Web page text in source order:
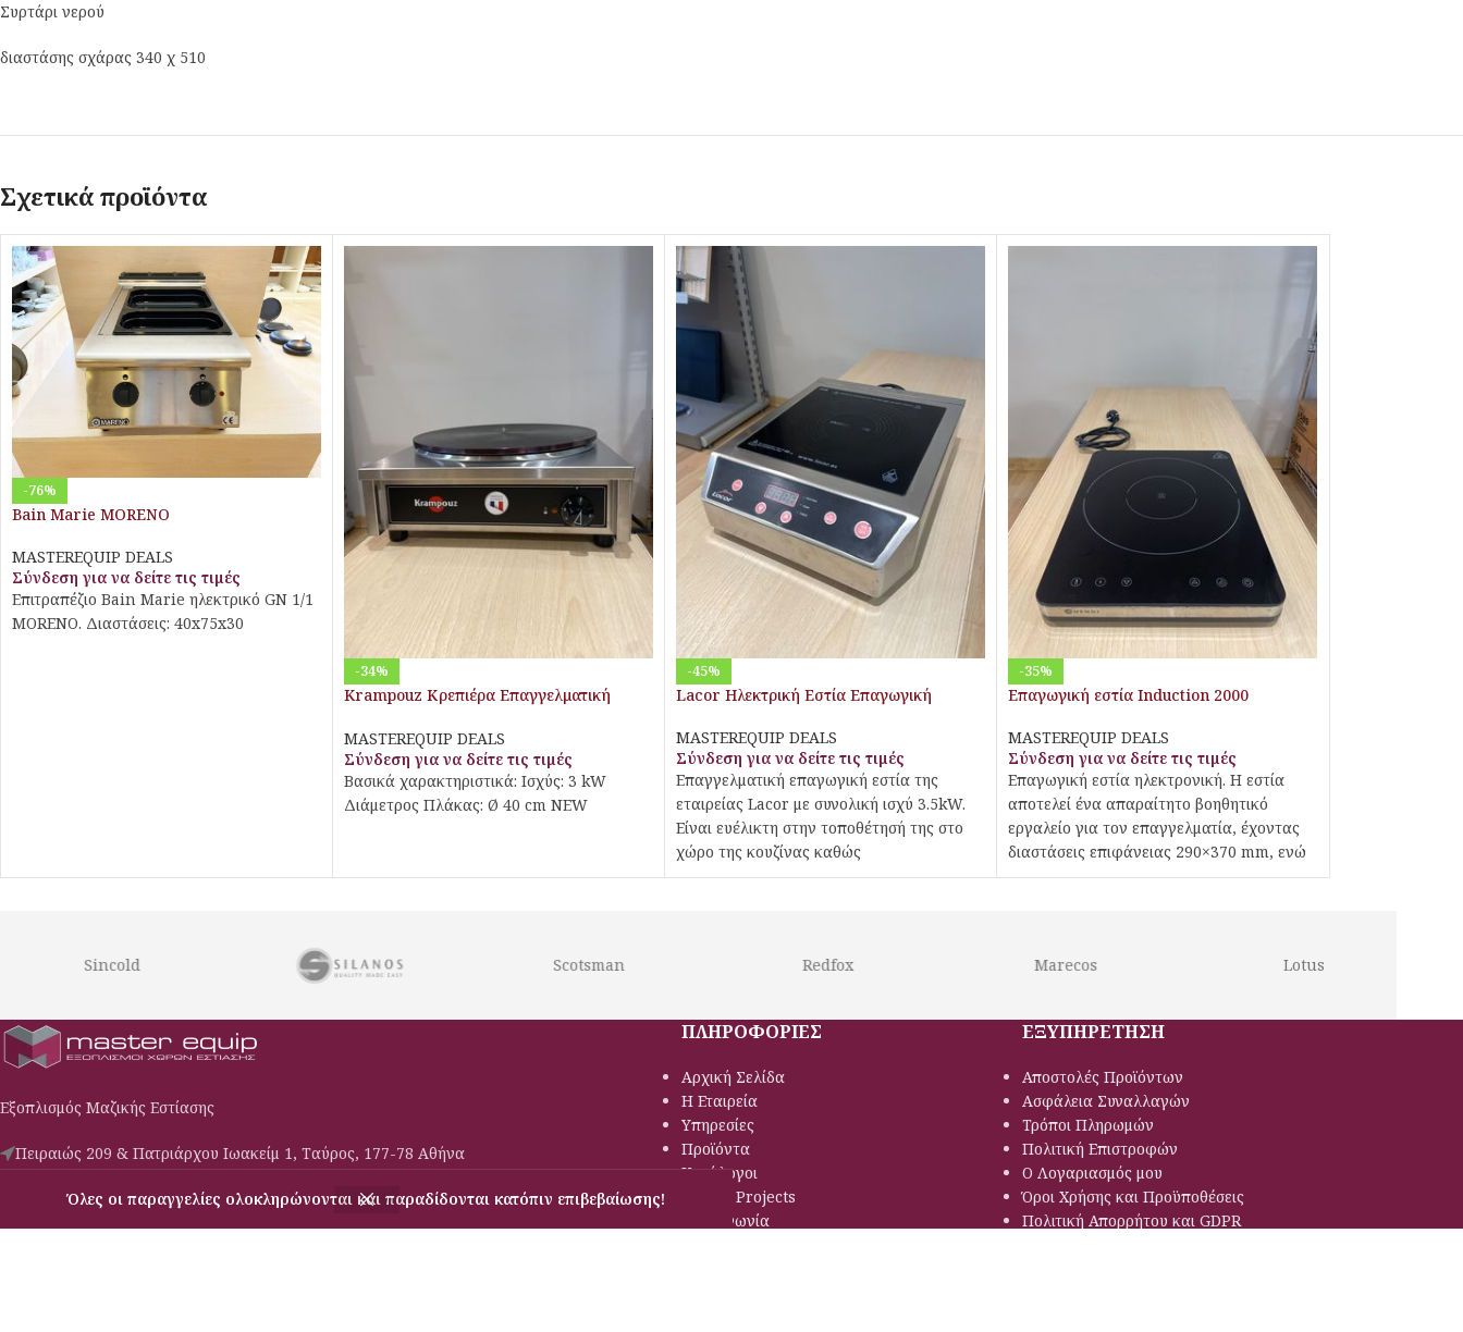
Όλες οι παραγγελίες ολοκληρώνονται και παραδίδονται κατόπιν επιβεβαίωσης!
Συρτάρι νερού
διαστάσης σχάρας 340 χ 510
Σχετικά προϊόντα
-76%
Bain Marie MORENO
MASTEREQUIP DEALS
Σύνδεση για να δείτε τις τιμές
Επιτραπέζιο Bain Marie ηλεκτρικό GN 1/1
MORENO. Διαστάσεις: 40x75x30
-34%
Krampouz Κρεπιέρα Επαγγελματική
MASTEREQUIP DEALS
Σύνδεση για να δείτε τις τιμές
Βασικά χαρακτηριστικά: Ισχύς: 3 kW
Διάμετρος Πλάκας: Ø 40 cm NEW
-45%
Lacor Ηλεκτρική Εστία Επαγωγική
MASTEREQUIP DEALS
Σύνδεση για να δείτε τις τιμές
Επαγγελματική επαγωγική εστία της
εταιρείας Lacor με συνολική ισχύ 3.5kW.
Eίναι ευέλικτη στην τοποθέτησή της στο
χώρο της κουζίνας καθώς
-35%
Επαγωγική εστία Induction 2000
MASTEREQUIP DEALS
Σύνδεση για να δείτε τις τιμές
Επαγωγική εστία ηλεκτρονική. Η εστία
αποτελεί ένα απαραίτητο βοηθητικό
εργαλείο για τον επαγγελματία, έχοντας
διαστάσεις επιφάνειας 290×370 mm, ενώ
διαθέτει
Sincold Scotsman Redfox Marecos
Εξοπλισμός Μαζικής Εστίασης
Πειραιώς 209 & Πατριάρχου Ιωακείμ 1, Ταύρος, 177-78 Αθήνα
Email: c-s@masterequip.gr
ΠΛΗΡΟΦΟΡΙΕΣ
Αρχική Σελίδα
Η Εταιρεία
Υπηρεσίες
Προϊόντα
Κατάλογοι
Έργα – Projects
Επικοινωνία
ΕΞΥΠΗΡΕΤΗΣΗ
Αποστολές Προϊόντων
Ασφάλεια Συναλλαγών
Τρόποι Πληρωμών
Πολιτική Eπιστροφών
Ο Λογαριασμός μου
Όροι Χρήσης και Προϋποθέσεις
Πολιτική Απορρήτου και GDPR